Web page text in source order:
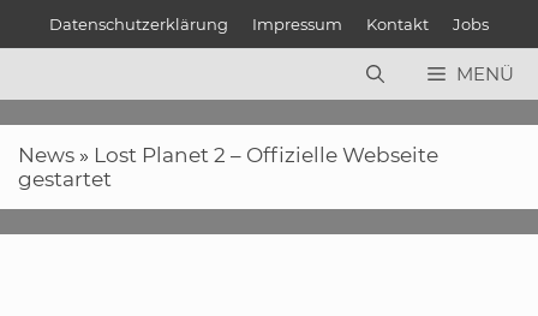
Datenschutzerklärung Impressum Kontakt Jobs
MENÜ
News » Lost Planet 2 – Offizielle Webseite
gestartet